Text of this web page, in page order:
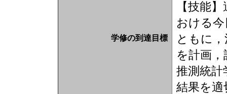
学修の到達目標
【技能
おける
ともに
を計画
推測統計
結果を適